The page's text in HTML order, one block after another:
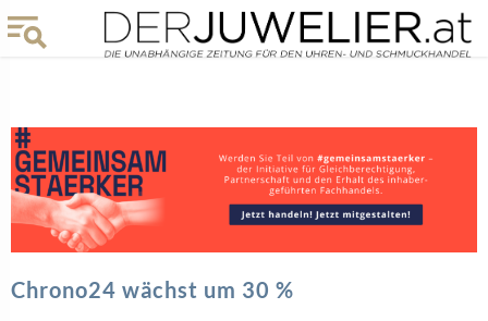
Chrono24 wächst um 30 %